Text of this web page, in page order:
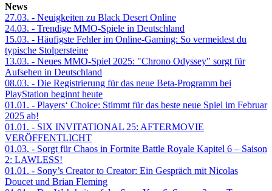
News
27.03. - Neuigkeiten zu Black Desert Online
24.03. - Trendige MMO-Spiele in Deutschland
15.03. - Häufigste Fehler im Online-Gaming: So vermeidest du
typische Stolpersteine
13.03. - Neues MMO-Spiel 2025: "Chrono Odyssey" sorgt für
Aufsehen in Deutschland
08.03. - Die Registrierung für das neue Beta-Programm bei
PlayStation beginnt heute
01.01. - Players‘ Choice: Stimmt für das beste neue Spiel im Februar
2025 ab!
01.01. - SIX INVITATIONAL 25: AFTERMOVIE
VERÖFFENTLICHT
01.03. - Sorgt für Chaos in Fortnite Battle Royale Kapitel 6 – Saison
2: LAWLESS!
01.01. - Sony’s Creator to Creator: Ein Gespräch mit Nicolas
Doucet und Brian Fleming